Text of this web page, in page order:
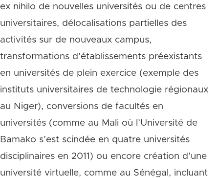
ex nihilo de nouvelles universités ou de centres
universitaires, délocalisations partielles des
activités sur de nouveaux campus,
transformations d’établissements préexistants
en universités de plein exercice (exemple des
instituts universitaires de technologie régionaux
au Niger), conversions de facultés en
universités (comme au Mali où l’Université de
Bamako s’est scindée en quatre universités
disciplinaires en 2011) ou encore création d’une
université virtuelle, comme au Sénégal, incluant